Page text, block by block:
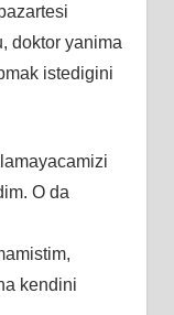
doktor yanima
istedigini
O da
kendini